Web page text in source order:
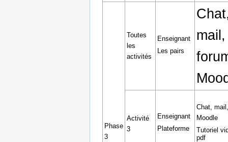
Phase
3
Toutes
les
activités
Enseignant
Les pairs
mail,
Activité
3
Enseignant
Plateforme
Chat,
Moodle
Tutoriel
pdf